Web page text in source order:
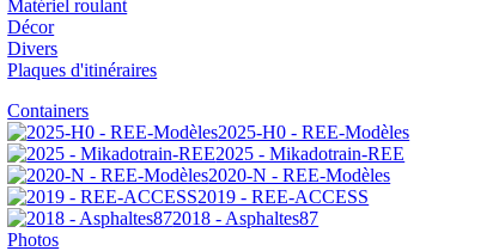
Matériel roulant
Décor
Divers
Plaques d'itinéraires
Containers
2025-H0 - REE-Modèles
2025 - Mikadotrain-REE
2020-N - REE-Modèles
2019 - REE-ACCESS
2018 - Asphaltes87
Photos